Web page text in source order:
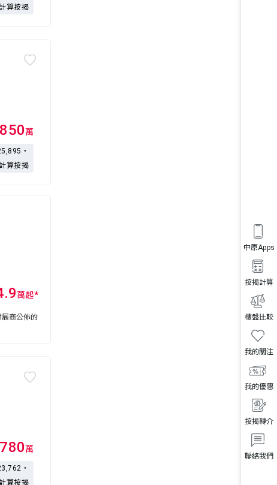
聯絡我們
按揭轉介
我的優惠
我的關注
樓盤比較
按揭計算
中原Apps
計算按揭
850萬
・
計算按揭
萬起*
商公佈的
780萬
・
計算按揭